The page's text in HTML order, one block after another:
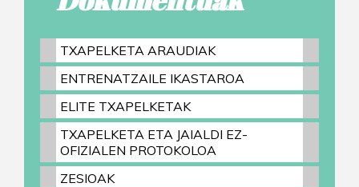
TXAPELKETA ARAUDIAK
ENTRENATZAILE IKASTAROA
ELITE TXAPELKETAK
TXAPELKETA ETA JAIALDI EZ-
OFIZIALEN PROTOKOLOA
ZESIOAK